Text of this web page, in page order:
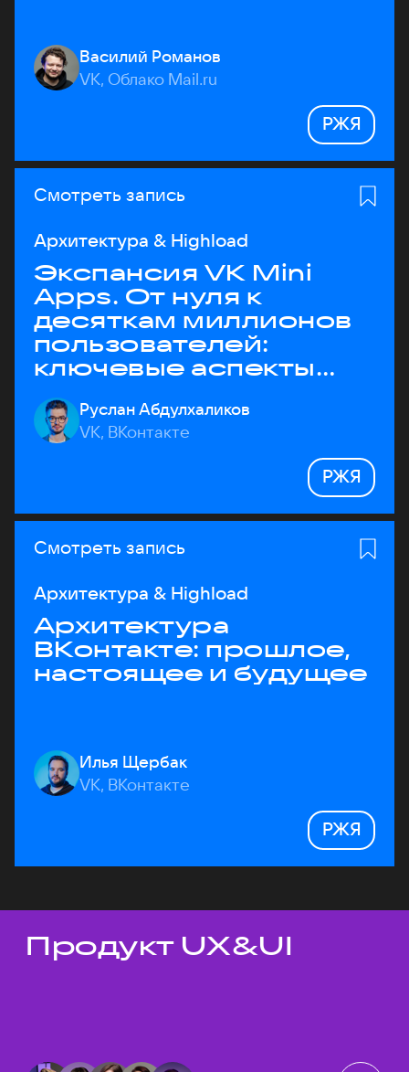
Василий Романов
VK, Облако Mail.ru
РЖЯ
Смотреть запись
Архитектура & Highload
Экспансия VK Mini
Apps. От нуля к
десяткам миллионов
пользователей:
ключевые аспекты
архитектуры
Руслан Абдулхаликов
VK, ВКонтакте
РЖЯ
Смотреть запись
Архитектура & Highload
Архитектура
ВКонтакте: прошлое,
настоящее и будущее
Илья Щербак
VK, ВКонтакте
РЖЯ
Темы докладов
Продукт UX&UI